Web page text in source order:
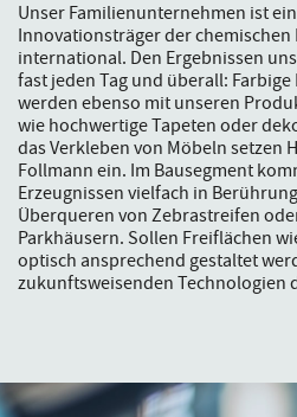
Unser Familienunternehmen ist
Innovationsträger der
international. Den Ergebnissen
fast jeden Tag und überall:
werden ebenso mit unseren
wie hochwertige Tapeten oder
das Verkleben von Möbeln setzen
Follmann ein. Im Bausegment
Erzeugnissen vielfach in
Überqueren von Zebrastreifen
Parkhäusern. Sollen Freiflächen
optisch ansprechend gestaltet
zukunftsweisenden Technologien